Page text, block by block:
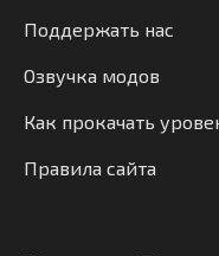
Поддержать нас
Озвучка модов
Как прокачать
Правила сайта